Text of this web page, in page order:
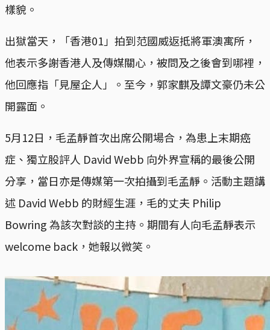
樣貌。
出獄當天，「香港01」拍到范國威返抵將軍澳寓所，
他表示多謝香港人及傳媒關心，被問及之後會到哪裡，
他回應指「見屋企人」。至今，郭家麒及譚文豪仍未公
開露面。
5月12日，毛孟靜首次出席公開場合，為患上末期癌
症、獨立股評人 David Webb 向外界宣稱的最後公開
分享，當日亦是傳媒第一次拍攝到毛孟靜。活動主題講
述 David Webb 的財經生涯，毛的丈夫 Philip
Bowring 為該次對談的主持。期間有人向毛孟靜表示
welcome back，她報以微笑。